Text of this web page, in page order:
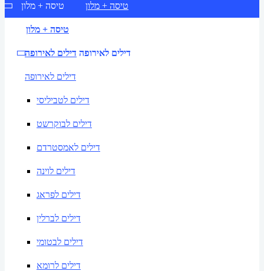
טיסה + מלון טיסה + מלון
טיסה + מלון
דילים לאירופה דילים לאירופה
דילים לאירופה
דילים לטביליסי
דילים לבוקרשט
דילים לאמסטרדם
דילים לוינה
דילים לפראג
דילים לברלין
דילים לבטומי
דילים לרומא